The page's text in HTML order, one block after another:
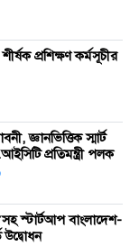
প্রশিক্ষণ কর্মসূচীর
জ্ঞানভিত্তিক স্মার্ট
প্রতিমন্ত্রী পলক
স্টার্টআপ বাংলাদেশ-
উদ্বোধন